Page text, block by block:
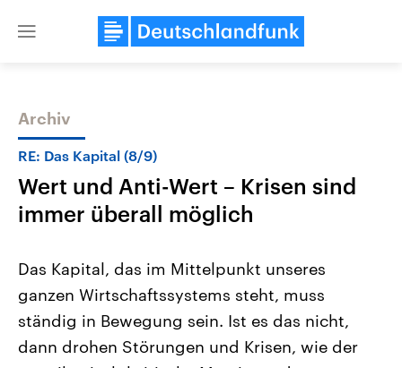
Close
Themen
Landtagswahl Sachsen-Anhalt
2026
Alle Informationen
Sachsen-Anhalt wählt am 6.
Aktuelle Beiträge,
Hintergründe
Wirtschaftlich und
Archiv
RE: Das Kapital (8/9)
Wert und Anti-Wert – Krisen sind
immer überall möglich
Das Kapital, das im Mittelpunkt unseres
ganzen Wirtschaftssystems steht, muss
ständig in Bewegung sein. Ist es das nicht,
dann drohen Störungen und Krisen, wie der